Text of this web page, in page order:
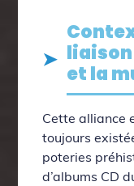
et la
Cette alliance
toujours
poteries
d’albums CD